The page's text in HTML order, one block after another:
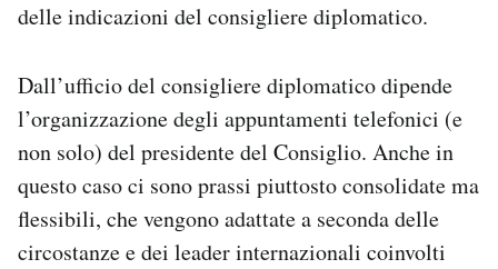
delle indicazioni del consigliere diplomatico.
Dall’ufficio del consigliere diplomatico dipende
l’organizzazione degli appuntamenti telefonici (e
non solo) del presidente del Consiglio. Anche in
questo caso ci sono prassi piuttosto consolidate ma
flessibili, che vengono adattate a seconda delle
circostanze e dei leader internazionali coinvolti